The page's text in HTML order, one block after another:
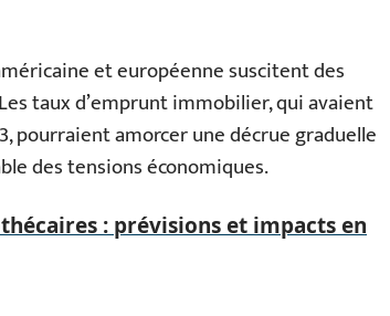
et européenne suscitent des
taux d’emprunt immobilier, qui avaient
pourraient amorcer une décrue graduelle
des tensions économiques.
: prévisions et impacts en